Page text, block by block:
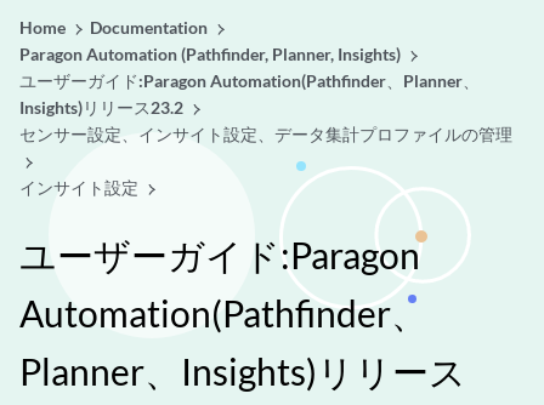
Home
Documentation
Paragon Automation (Pathfinder, Planner, Insights)
ユーザーガイド:Paragon Automation(Pathfinder、Planner、
Insights)リリース23.2
センサー設定、インサイト設定、データ集計プロファイルの管理
インサイト設定
ユーザーガイド:Paragon
Automation(Pathfinder、
Planner、Insights)リリース